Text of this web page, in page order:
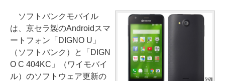
ソフトバンクモバイル
は、京セラ製のAndroidスマ
ートフォン「DIGNO U」
（ソフトバンク）と「DIGN
O C 404KC」（ワイモバイ
ル）のソフトウェア更新の